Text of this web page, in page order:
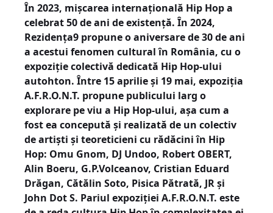
În 2023, mișcarea internațională Hip Hop a
celebrat 50 de ani de existență. În 2024,
Rezidența9 propune o aniversare de 30 de ani
a acestui fenomen cultural în România, cu o
expoziție colectivă dedicată Hip Hop-ului
autohton. Între 15 aprilie și 19 mai, expoziția
A.F.R.O.N.T. propune publicului larg o
explorare pe viu a Hip Hop-ului, așa cum a
fost ea concepută și realizată de un colectiv
de artiști și teoreticieni cu rădăcini în Hip
Hop: Omu Gnom, DJ Undoo, Robert OBERT,
Alin Boeru, G.P.Volceanov, Cristian Eduard
Drăgan, Cătălin Soto, Pisica Pătrată, JR și
John Dot S. Pariul expoziției A.F.R.O.N.T. este